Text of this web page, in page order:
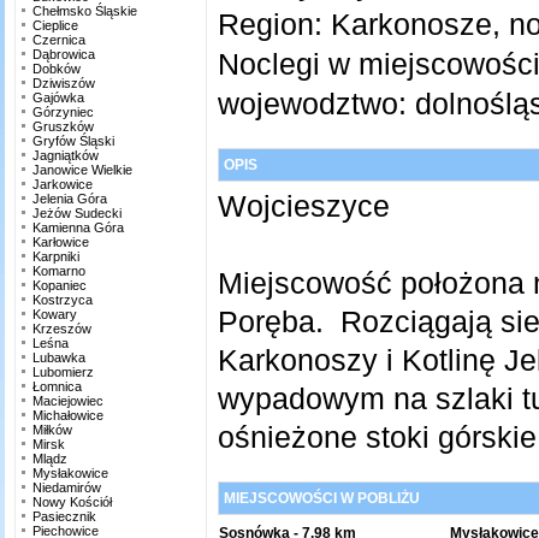
Chełmsko Śląskie
Cieplice
Czernica
Dąbrowica
Dobków
Dziwiszów
Gajówka
Górzyniec
Gruszków
Gryfów Śląski
Jagniątków
Janowice Wielkie
Jarkowice
Jelenia Góra
Jeżów Sudecki
Kamienna Góra
Karłowice
Karpniki
Komarno
Kopaniec
Kostrzyca
Kowary
Krzeszów
Leśna
Lubawka
Lubomierz
Łomnica
Maciejowiec
Michałowice
Miłków
Mirsk
Mlądz
Mysłakowice
Niedamirów
Nowy Kościół
Pasiecznik
Piechowice
Region: Karkonosze,
Noclegi w
wojewodztwo:
OPIS
Wojcieszyce
Miejscowość
Poręba. Rozciągają
Karkonoszy i Kotlinę
wypadowym na szlaki
ośnieżone stoki
MIEJSCOWOŚCI W POBLIŻU
Sosnówka- 7.98 km Mysłakowice